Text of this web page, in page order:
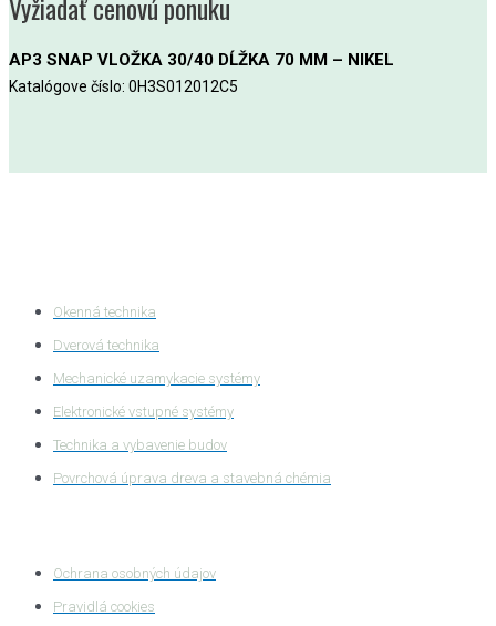
Vyžiadať cenovú ponuku
AP3 SNAP VLOŽKA 30/40 DĹŽKA 70 MM – NIKEL
Katalógove číslo: 0H3S012012C5
Okenná technika
Dverová technika
Mechanické uzamykacie systémy
Elektronické vstupné systémy
Technika a vybavenie budov
Povrchová úprava dreva a stavebná chémia
Ochrana osobných údajov
Pravidlá cookies